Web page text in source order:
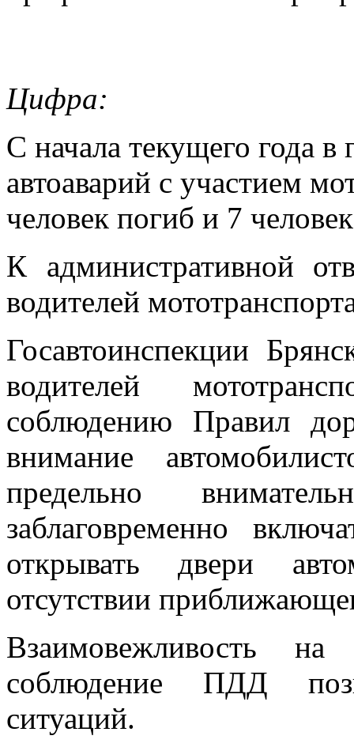
Цифра:
С начала текущего года в
автоаварий с участием
человек погиб и 7
К административной
водителей
Госавтоинспекции
водителей
соблюдению Правил
внимание
предельно
заблаговременно
открывать двери
отсутствии
Взаимовежливость
соблюдение ПДД
ситуаций.